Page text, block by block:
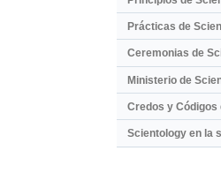
Prácticas de
Ceremonias de
Ministerio de
Credos y Códigos
Scientology en la